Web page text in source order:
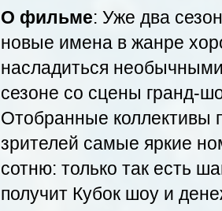
О фильме: Уже два
новые имена в жанре
насладиться
сезоне со сцены гранд-
Отобранные коллективы
зрителей самые яркие
сотню: только так есть
получит Кубок шоу и